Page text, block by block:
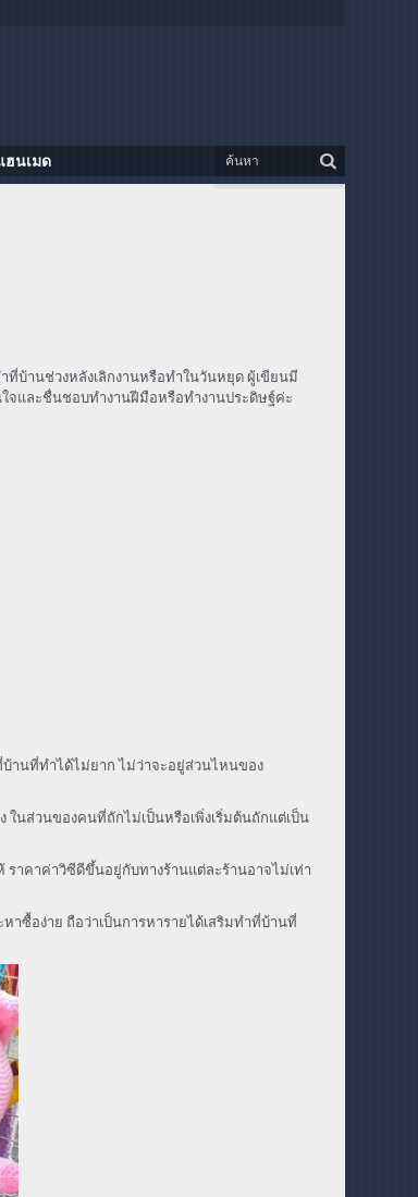
ฮนเมด
ที่บ้านช่วงหลังเลิกงานหรือทำในวันหยุด ผู้เขียนมี
และชื่นชอบทำงานฝีมือหรือทำงานประดิษฐ์ค่ะ
านที่ทำได้ไม่ยาก ไม่ว่าจะอยู่ส่วนไหนของ
ในส่วนของคนที่ถักไม่เป็นหรือเพิ่งเริ่มต้นถักแต่เป็น
าคาค่าวิซีดีขึ้นอยู่กับทางร้านแต่ละร้านอาจไม่เท่า
ซื้อง่าย ถือว่าเป็นการหารายได้เสริมทำที่บ้านที่